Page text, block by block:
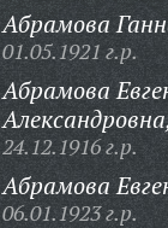
Абрамова
01.05.1921 г.р.
Абрамова
24.12.1916 г.р.
Абрамова
06.01.1923 г.р.